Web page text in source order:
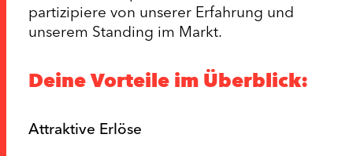
partizipiere von unserer Erfahrung und
unserem Standing im Markt.
Deine Vorteile im Überblick:
Attraktive Erlöse